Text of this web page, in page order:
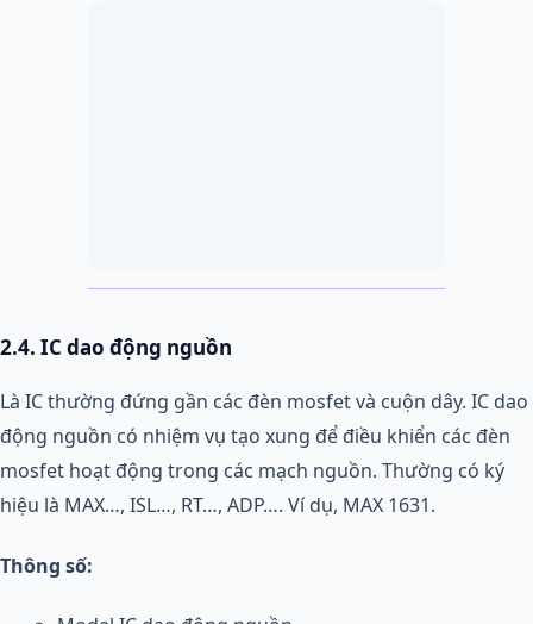
2.4. IC dao động nguồn
Là IC thường đứng gần các đèn mosfet và cuộn dây. IC dao
động nguồn có nhiệm vụ tạo xung để điều khiển các đèn
mosfet hoạt động trong các mạch nguồn. Thường có ký
hiệu là MAX…, ISL…, RT…, ADP…. Ví dụ, MAX 1631.
Thông số: